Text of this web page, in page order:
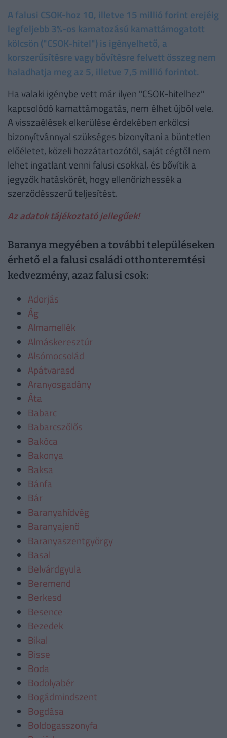
A falusi CSOK-hoz 10, illetve 15 millió forint erejéig
legfeljebb 3%-os kamatozású kamattámogatott
kölcsön ("CSOK-hitel") is igényelhető, a
korszerűsítésre vagy bővítésre felvett összeg nem
haladhatja meg az 5, illetve 7,5 millió forintot.
Ha valaki igénybe vett már ilyen "CSOK-hitelhez"
kapcsolódó kamattámogatás, nem élhet újból vele.
A visszaélések elkerülése érdekében erkölcsi
bizonyítvánnyal szükséges bizonyítani a büntetlen
előéletet, közeli hozzátartozótól, saját cégtől nem
lehet ingatlant venni falusi csokkal, és bővítik a
jegyzők hatáskörét, hogy ellenőrizhessék a
szerződésszerű teljesítést.
Az adatok tájékoztató jellegűek!
Baranya megyében a további településeken
érhető el a falusi családi otthonteremtési
kedvezmény, azaz falusi csok:
Adorjás
Ág
Almamellék
Almáskeresztúr
Alsómocsolád
Apátvarasd
Aranyosgadány
Áta
Babarc
Babarcszőlős
Bakóca
Bakonya
Baksa
Bánfa
Bár
Baranyahídvég
Baranyajenő
Baranyaszentgyörgy
Basal
Belvárdgyula
Beremend
Berkesd
Besence
Bezedek
Bikal
Bisse
Boda
Bodolyabér
Bogádmindszent
Bogdása
Boldogasszonyfa